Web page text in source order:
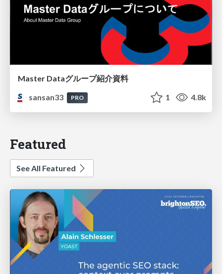
Master Dataグループ紹介資料
sansan33
PRO 1 4.8k
Featured
See All Featured